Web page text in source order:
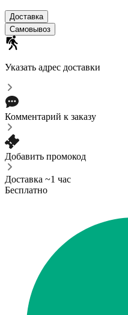
Доставка
Самовывоз
Указать адрес доставки
Комментарий к заказу
Добавить промокод
Доставка ~1 час
Бесплатно